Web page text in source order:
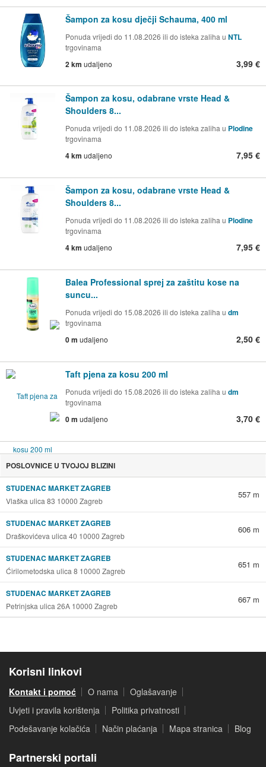
Šampon za kosu dječji Schauma, 400 ml
Ponuda vrijedi do 11.08.2026 ili do isteka zaliha u NTL
trgovinama
2 km udaljeno 3,99 €
Šampon za kosu, odabrane vrste Head &
Shoulders 8...
Ponuda vrijedi do 11.08.2026 ili do isteka zaliha u Plodine
trgovinama
4 km udaljeno 7,95 €
Šampon za kosu, odabrane vrste Head &
Shoulders 8...
Ponuda vrijedi do 11.08.2026 ili do isteka zaliha u Plodine
trgovinama
4 km udaljeno 7,95 €
Balea Professional sprej za zaštitu kose na
suncu...
Ponuda vrijedi do 15.08.2026 ili do isteka zaliha u dm
trgovinama
0 m udaljeno 2,50 €
Taft pjena za kosu 200 ml
Ponuda vrijedi do 15.08.2026 ili do isteka zaliha u dm
trgovinama
0 m udaljeno 3,70 €
POSLOVNICE U TVOJOJ BLIZINI
STUDENAC MARKET ZAGREB
Vlaška ulica 83 10000 Zagreb
557 m
STUDENAC MARKET ZAGREB
Draškovićeva ulica 40 10000 Zagreb
606 m
STUDENAC MARKET ZAGREB
Ćirilometodska ulica 8 10000 Zagreb
651 m
STUDENAC MARKET ZAGREB
Petrinjska ulica 26A 10000 Zagreb
667 m
Korisni linkovi
Kontakt i pomoć O nama
Oglašavanje
Uvjeti i pravila korištenja
Politika privatnosti
Podešavanje kolačića
Način plaćanja Mapa stranica Blog
Partnerski portali